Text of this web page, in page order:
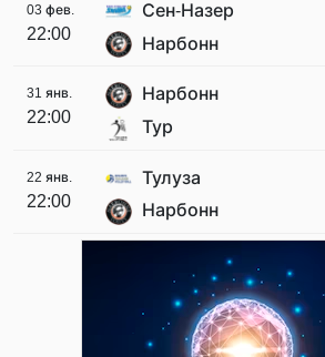
03 фев.
22:00
Сен-Назер
Нарбонн
31 янв.
22:00
Нарбонн
Тур
22 янв.
22:00
Тулуза
Нарбонн